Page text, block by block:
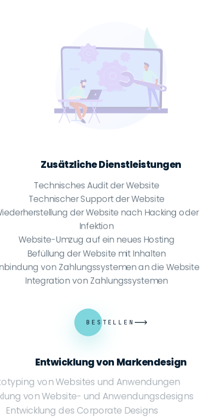
Zusätzliche Dienstleistungen
Technisches Audit der Website
Technischer Support der Website
Wiederherstellung der Website nach Hacking oder
Infektion
Website-Umzug auf ein neues Hosting
Befüllung der Website mit Inhalten
Anbindung von Zahlungssystemen an die Website
Integration von Zahlungssystemen
BESTELLEN
Entwicklung von Markendesign
Prototyping von Websites und Anwendungen
Entwicklung von Website- und Anwendungsdesigns
Entwicklung des Corporate Designs